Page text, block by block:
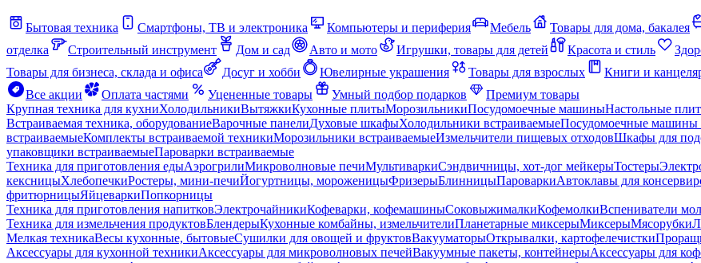
Бытовая техника Смартфоны, ТВ и электроника Компьютеры и периферия Мебель Товары для дома, бакалея
отделка
Строительный инструмент Дом и сад Авто и мото Игрушки, товары для детей Красота и стиль
Товары для бизнеса, склада и офиса
Досуг и хобби Ювелирные украшения Товары для взрослых Книги и
Все акции
Оплата частями Уцененные товары Умный подбор подарков
Премиум товары
Крупная техника для кухниХолодильникиВытяжкиКухонные плитыМорозильникиПосудомоечные машиныНастольные
Встраиваемая техника, оборудованиеВарочные панелиДуховые шкафыХолодильники встраиваемыеПосудомоечные машины
встраиваемыеКомплекты встраиваемой техникиМорозильники встраиваемыеИзмельчители пищевых отходовШкафы для
упаковщики встраиваемыеПароварки встраиваемые
Техника для приготовления едыАэрогрилиМикроволновые печиМультиваркиСэндвичницы, хот-дог мейкерыТостеры
кексницыХлебопечкиРостеры, мини-печиЙогуртницы, мороженицыФризерыБлинницыПароваркиАвтоклавы для
фритюрницыЯйцеваркиПопкорницы
Техника для приготовления напитковЭлектрочайникиКофеварки, кофемашиныСоковыжималкиКофемолкиВспениватели
Техника для измельчения продуктовБлендерыКухонные комбайны, измельчителиПланетарные миксерыМиксерыМясорубки
Мелкая техникаВесы кухонные, бытовыеСушилки для овощей и фруктовВакууматорыОткрывалки, картофелечистки
Аксессуары для кухонной техникиАксессуары для микроволновых печейВакуумные пакеты, контейнерыАксессуары для